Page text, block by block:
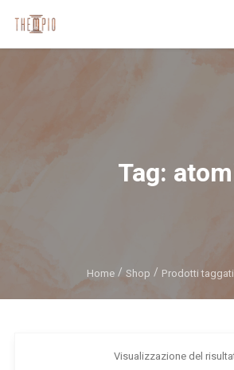
Tag:
Home Shop Prodotti
Visualizzazione del